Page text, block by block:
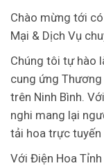
Chào mừng tới
Mại & Dịch Vụ
Chúng tôi tự hào
cung ứng
trên Ninh Bình.
nghi mang lại
tải hoa trực tuyến
Với Điện Hoa